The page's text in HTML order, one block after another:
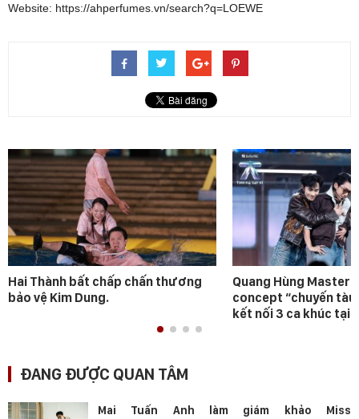
Website: https://ahperfumes.vn/search?q=LOEWE
Hai Thành bất chấp chấn thương
bảo vệ Kim Dung.
Quang Hùng
concept “chuyến tàu
kết nối 3 ca khúc tại
ĐANG ĐƯỢC QUAN TÂM
Mai Tuấn Anh làm giám khảo Miss